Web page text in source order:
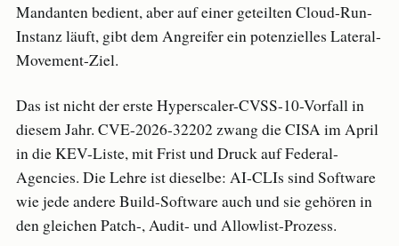
Mandanten bedient, aber auf einer geteilten Cloud-Run-
Instanz läuft, gibt dem Angreifer ein potenzielles Lateral-
Movement-Ziel.
Das ist nicht der erste Hyperscaler-CVSS-10-Vorfall in
diesem Jahr. CVE-2026-32202 zwang die CISA im April
in die KEV-Liste, mit Frist und Druck auf Federal-
Agencies. Die Lehre ist dieselbe: AI-CLIs sind Software
wie jede andere Build-Software auch und sie gehören in
den gleichen Patch-, Audit- und Allowlist-Prozess.